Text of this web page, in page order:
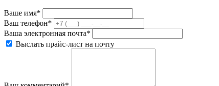
Ваше имя*
Ваш телефон*
Ваша электронная почта*
Выслать прайс-лист на почту